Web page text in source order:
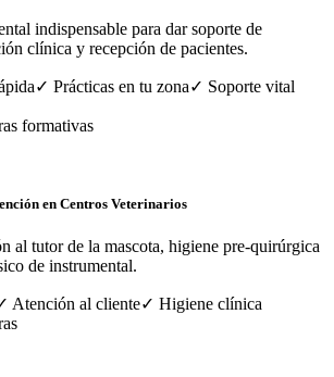
indispensable para dar soporte de
clínica y recepción de pacientes.
✓ Prácticas en tu zona✓ Soporte vital
formativas
en Centros Veterinarios
al tutor de la mascota, higiene pre-quirúrgica
de instrumental.
Atención al cliente✓ Higiene clínica